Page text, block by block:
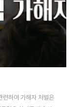
련하여 가해자 처벌은